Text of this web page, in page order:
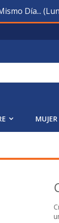
Día...
MUJER